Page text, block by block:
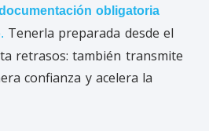
obligatoria
. Tenerla preparada desde el
retrasos: también transmite
confianza y acelera la